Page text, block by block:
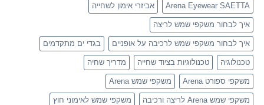
Arena Eyewear SAETTA אביזרי אימון לשחייה
איך לבחור משקפי שמש לריצה
איך לבחור משקפי שמש לרכיבה על אופניים בגדי ים מתקדמים
טכנולוגיה טכנולוגיות בציוד שחייה מדריך שחיה
משקפי ספורט Arena משקפי שמש Arena
משקפי שמש Arena לריצה ורכיבה משקפי שמש לאימוני חוץ